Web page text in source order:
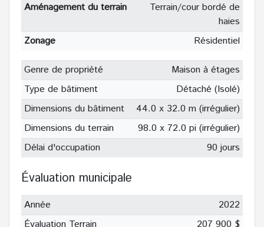
Aménagement du terrain
Terrain/cour bordé de
haies
Zonage
Résidentiel
Genre de propriété
Maison à étages
Type de bâtiment
Détaché (Isolé)
Dimensions du bâtiment
44.0 x 32.0 m (irrégulier)
Dimensions du terrain
98.0 x 72.0 pi (irrégulier)
Délai d'occupation
90 jours
Évaluation municipale
Année
2022